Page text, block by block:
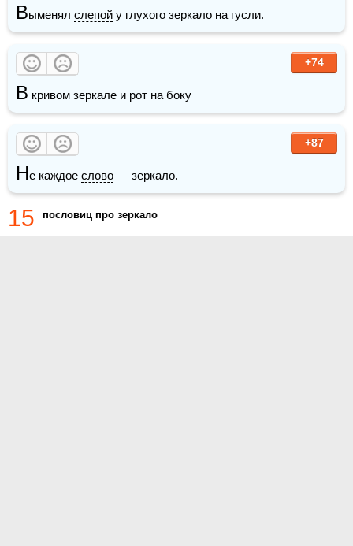
Выменял слепой у глухого зеркало на гусли.
+74
В кривом зеркале и рот на боку
+87
Не каждое слово — зеркало.
15 пословиц про зеркало